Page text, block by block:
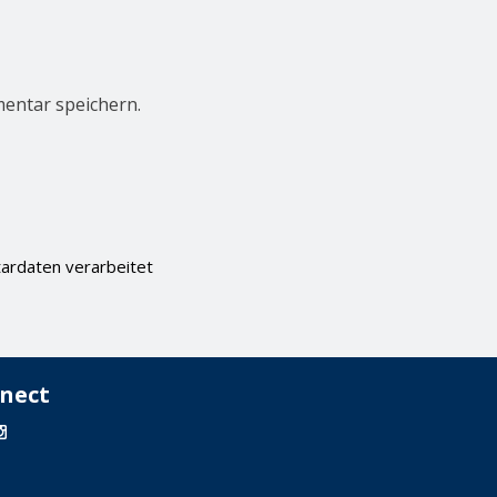
speichern.
verarbeitet